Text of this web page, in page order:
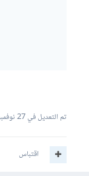
تم التعديل في27 نوفمبر 2015
اقتباس